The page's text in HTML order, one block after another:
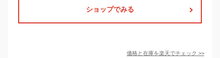
ショップでみる
価格と在庫を楽天でチェック >>